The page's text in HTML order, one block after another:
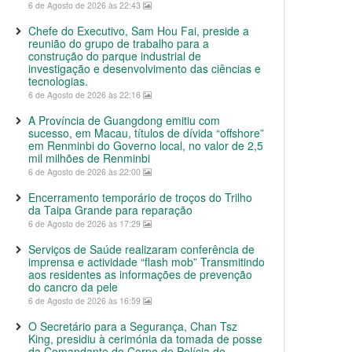
6 de Agosto de 2026 às 22:43
Chefe do Executivo, Sam Hou Fai, preside a
reunião do grupo de trabalho para a
construção do parque industrial de
investigação e desenvolvimento das ciências e
tecnologias.
6 de Agosto de 2026 às 22:16
A Província de Guangdong emitiu com
sucesso, em Macau, títulos de dívida “offshore”
em Renminbi do Governo local, no valor de 2,5
mil milhões de Renminbi
6 de Agosto de 2026 às 22:00
Encerramento temporário de troços do Trilho
da Taipa Grande para reparação
6 de Agosto de 2026 às 17:29
Serviços de Saúde realizaram conferência de
imprensa e actividade “flash mob” Transmitindo
aos residentes as informações de prevenção
do cancro da pele
6 de Agosto de 2026 às 16:59
O Secretário para a Segurança, Chan Tsz
King, presidiu à cerimónia da tomada de posse